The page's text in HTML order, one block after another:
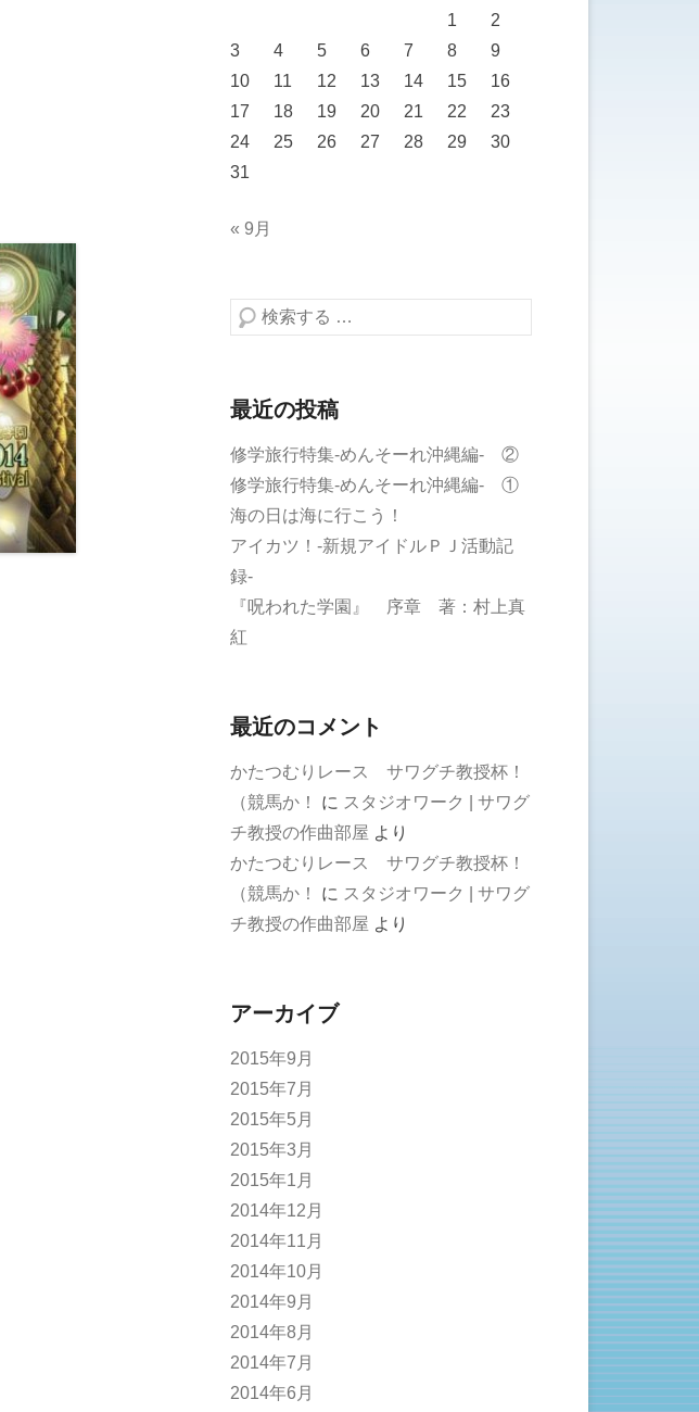
1
2
3
4 5 6 7 8
9
10
11 12 13 14 15
16
17
18 19 20 21 22
23
24
25 26 27 28 29
30
31
« 9月
検索する
最近の投稿
修学旅行特集-めんそーれ沖縄編- ②
修学旅行特集-めんそーれ沖縄編- ①
海の日は海に行こう！
アイカツ！-新規アイドルＰＪ活動記
録-
『呪われた学園』 序章 著：村上真
紅
最近のコメント
かたつむりレース サワグチ教授杯！
（競馬か！
に スタジオワーク | サワグ
チ教授の作曲部屋 より
かたつむりレース サワグチ教授杯！
（競馬か！
に スタジオワーク | サワグ
チ教授の作曲部屋 より
アーカイブ
2015年9月
2015年7月
2015年5月
2015年3月
2015年1月
2014年12月
2014年11月
2014年10月
2014年9月
2014年8月
2014年7月
2014年6月